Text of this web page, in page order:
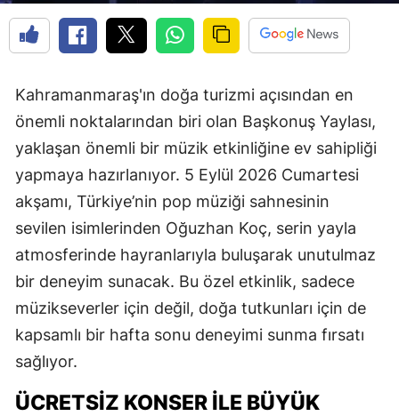
Kahramanmaraş'ın doğa turizmi açısından en
önemli noktalarından biri olan Başkonuş Yaylası,
yaklaşan önemli bir müzik etkinliğine ev sahipliği
yapmaya hazırlanıyor. 5 Eylül 2026 Cumartesi
akşamı, Türkiye’nin pop müziği sahnesinin
sevilen isimlerinden Oğuzhan Koç, serin yayla
atmosferinde hayranlarıyla buluşarak unutulmaz
bir deneyim sunacak. Bu özel etkinlik, sadece
müzikseverler için değil, doğa tutkunları için de
kapsamlı bir hafta sonu deneyimi sunma fırsatı
sağlıyor.
ÜCRETSİZ KONSER İLE BÜYÜK